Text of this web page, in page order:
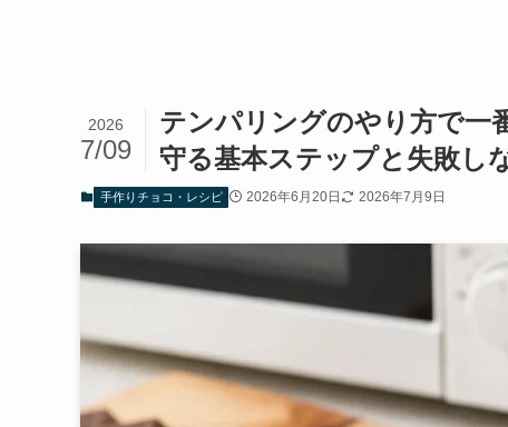
テンパリングのやり方で一
守る基本ステップと失敗し
2026
7/09
手作りチョコ・レシピ 2026年6月20日 2026年7月9日